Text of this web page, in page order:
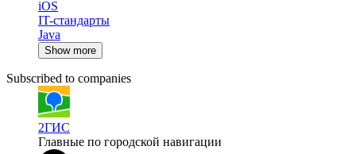
iOS
IT-стандарты
Java
Show more
Subscribed to companies
2ГИС
Главные по городской навигации